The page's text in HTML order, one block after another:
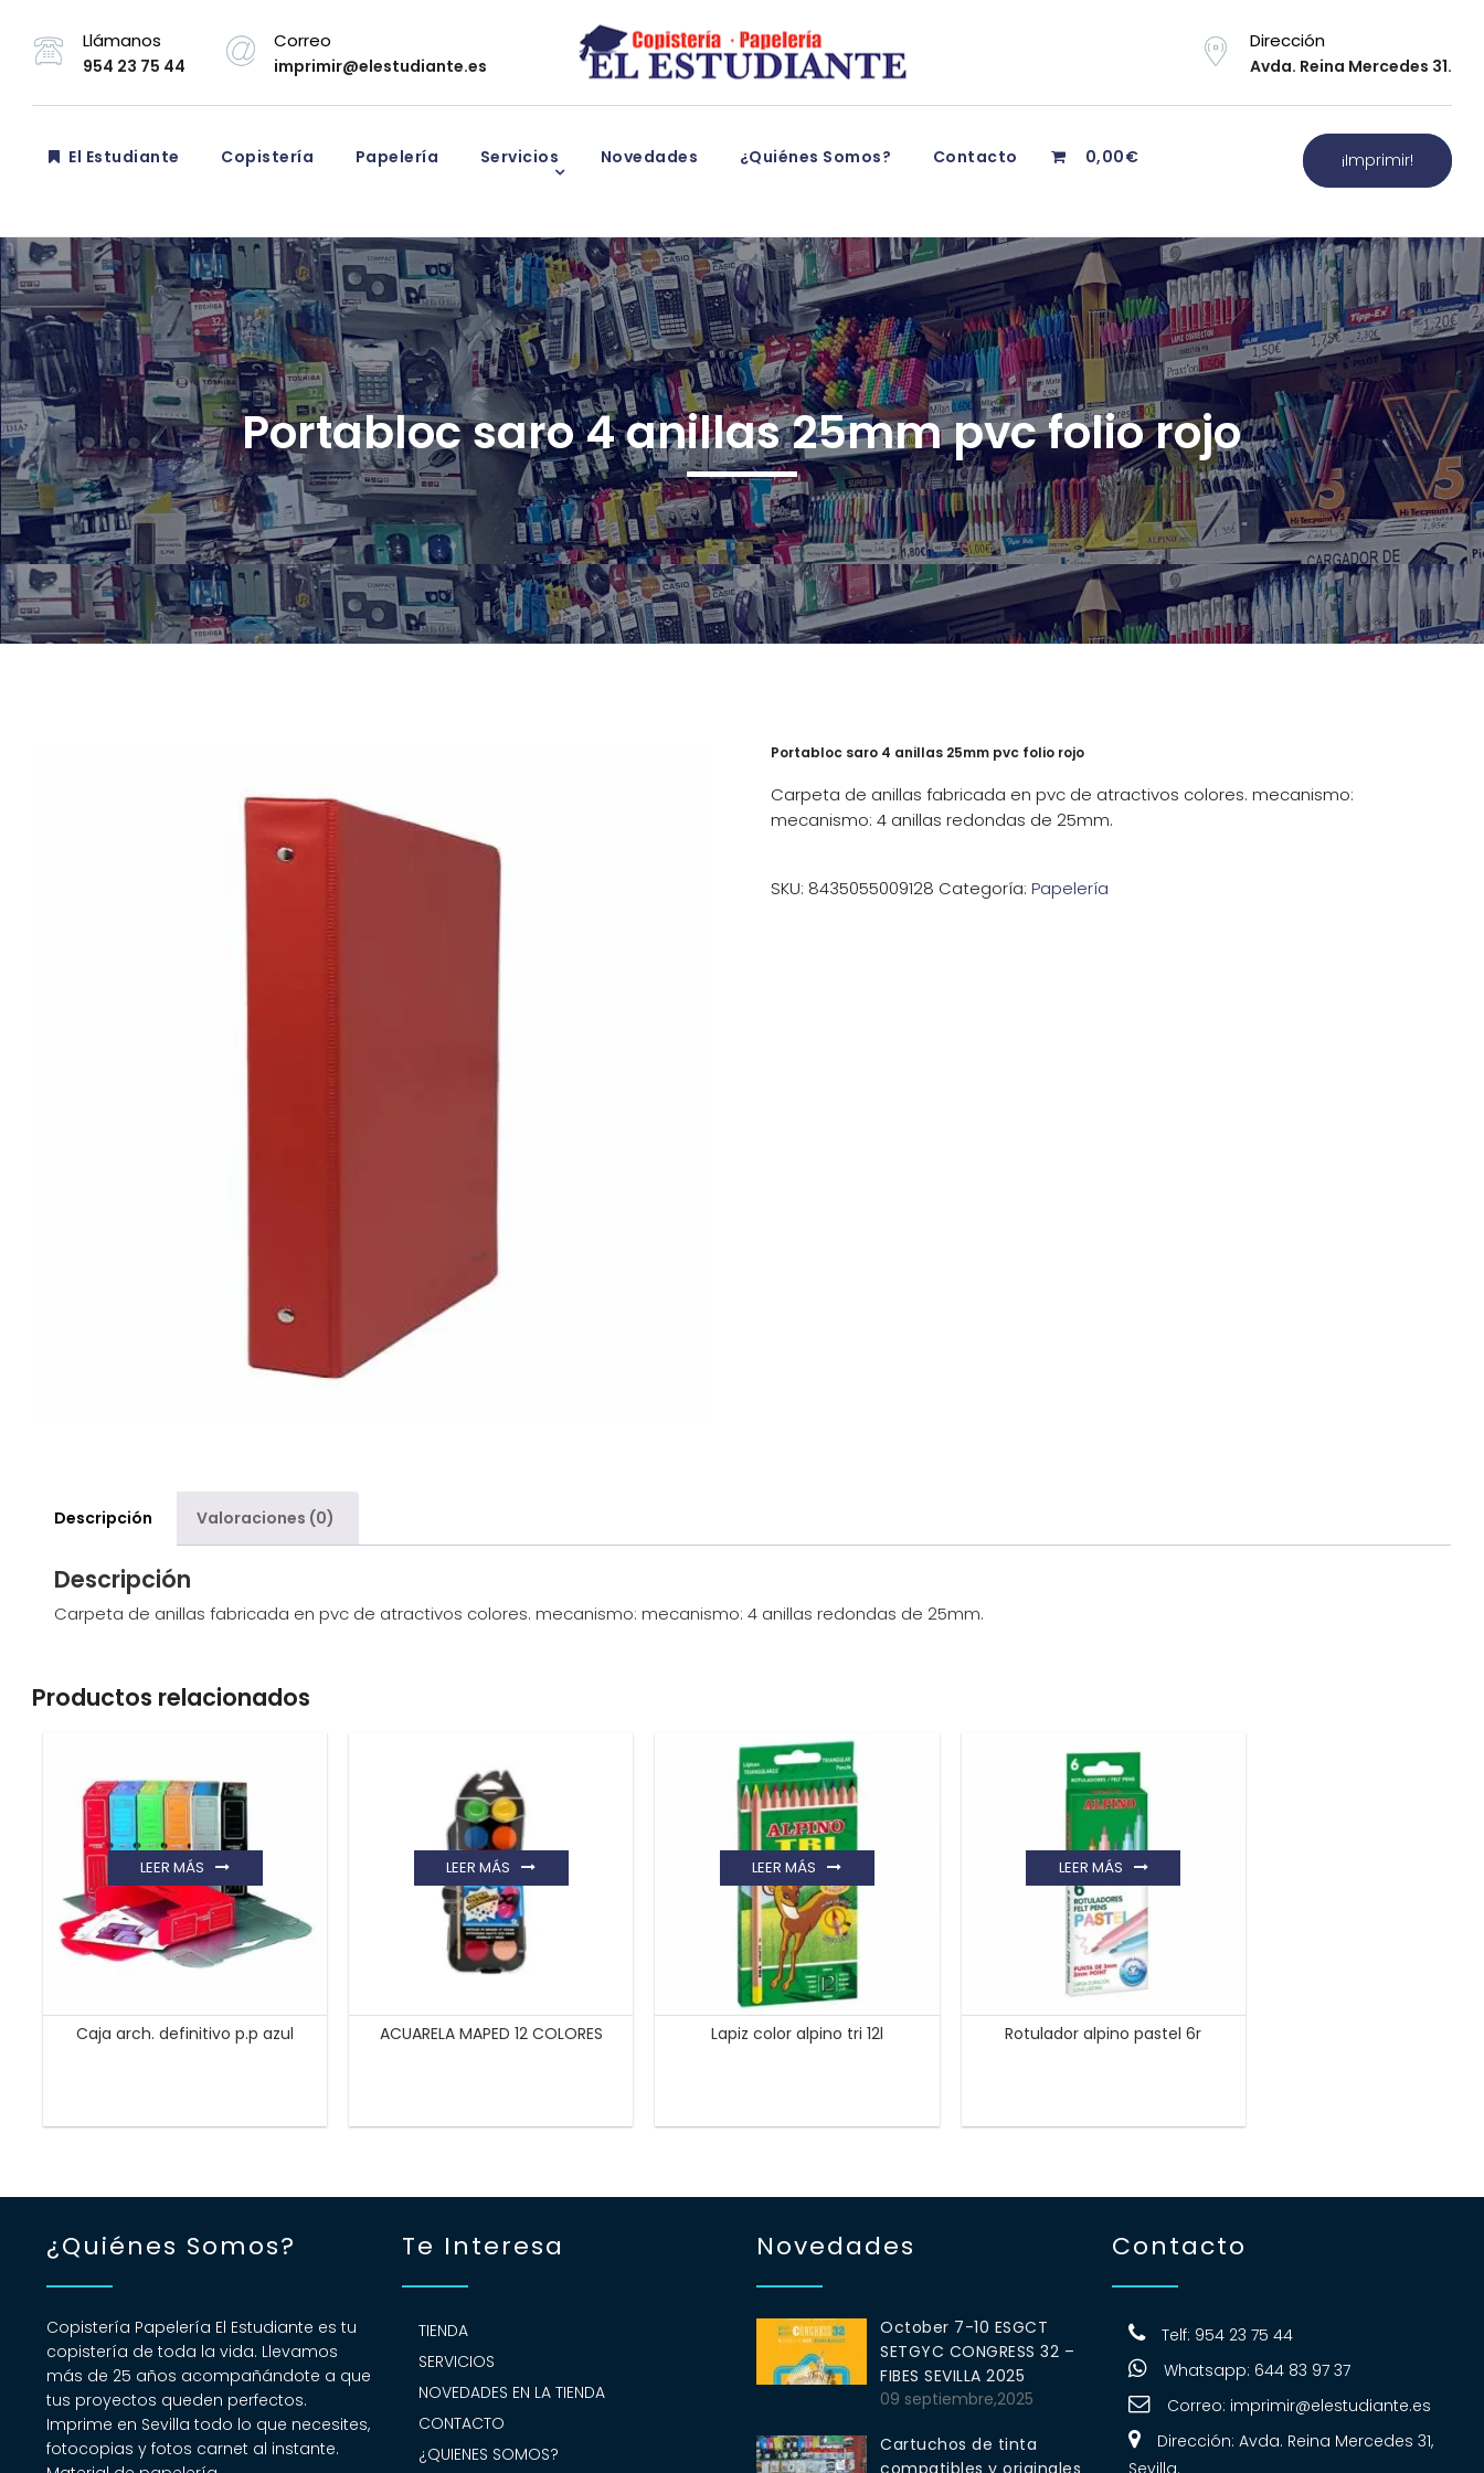
Llámanos
954 23 75 44
Correo
imprimir@elestudiante.es
Dirección
Avda. Reina Mercedes 31.
El Estudiante Copistería Papelería Servicios Novedades ¿Quiénes Somos? Contacto 0,00€ ¡Imprimir!
Portabloc saro 4 anillas 25mm pvc folio rojo
Portabloc saro 4 anillas 25mm pvc folio rojo
Carpeta de anillas fabricada en pvc de atractivos colores. mecanismo:
mecanismo: 4 anillas redondas de 25mm.
SKU: 8435055009128 Categoría: Papelería
Descripción Valoraciones (0)
Descripción
Carpeta de anillas fabricada en pvc de atractivos colores. mecanismo: mecanismo: 4 anillas redondas de 25mm.
Productos relacionados
Caja arch. definitivo p.p azul
LEER MÁS
ACUARELA MAPED 12 COLORES
LEER MÁS
Lapiz color alpino tri 12l
LEER MÁS
Rotulador alpino pastel 6r
LEER MÁS
¿Quiénes Somos?
Copistería Papelería El Estudiante es tu
copistería de toda la vida. Llevamos
más de 25 años acompañándote a que
tus proyectos queden perfectos.
Imprime en Sevilla todo lo que necesites,
fotocopias y fotos carnet al instante.
Te Interesa
TIENDA
SERVICIOS
NOVEDADES EN LA TIENDA
CONTACTO
¿QUIENES SOMOS?
Novedades
October 7-10 ESGCT
SETGYC CONGRESS 32 –
FIBES SEVILLA 2025
09 septiembre,2025
Cartuchos de tinta
Contacto
Telf: 954 23 75 44
Whatsapp: 644 83 97 37
Correo: imprimir@elestudiante.es
Dirección: Avda. Reina Mercedes 31,